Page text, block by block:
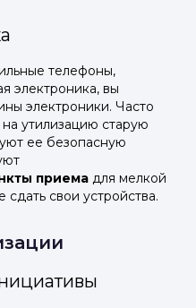
телефоны,
электроника, вы
электроники. Часто
утилизацию старую
ее безопасную
приема для мелкой
свои устройства.